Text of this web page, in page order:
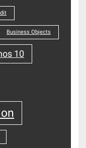
Business Objects
10